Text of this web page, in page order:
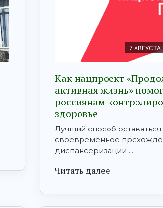
7 АВГУСТА
Как нацпроект
активная жизнь»
россиянам
здоровье
Лучший способ
своевременное
диспансеризации ...
Читать далее